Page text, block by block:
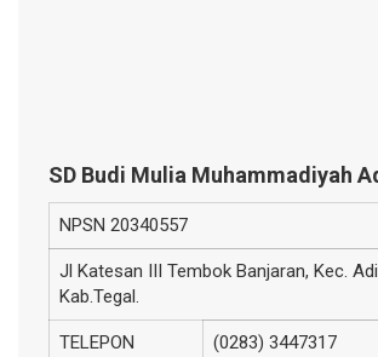
SD Budi Mulia Muhammadiyah
NPSN 20340557
Jl Katesan III Tembok Banjaran, Kec.
Kab.Tegal.
TELEPON (0283) 3447317